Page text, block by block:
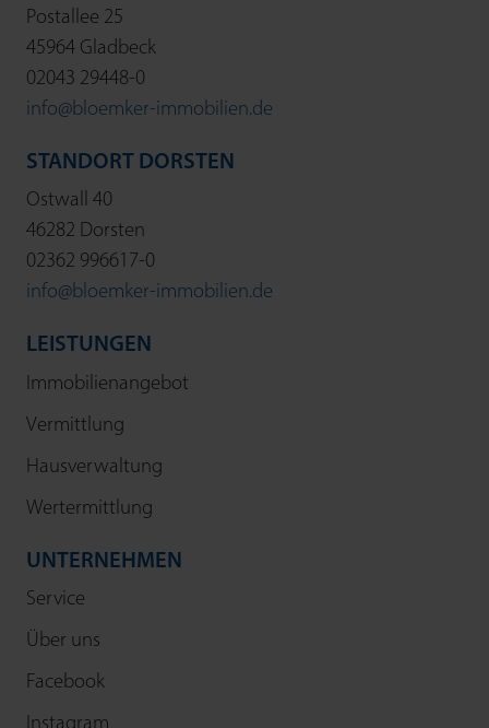
Postallee 25
45964 Gladbeck
02043 29448-0
info@bloemker-immobilien.de
STANDORT DORSTEN
Ostwall 40
46282 Dorsten
02362 996617-0
info@bloemker-immobilien.de
LEISTUNGEN
Immobilienangebot
Vermittlung
Hausverwaltung
Wertermittlung
UNTERNEHMEN
Service
Über uns
Facebook